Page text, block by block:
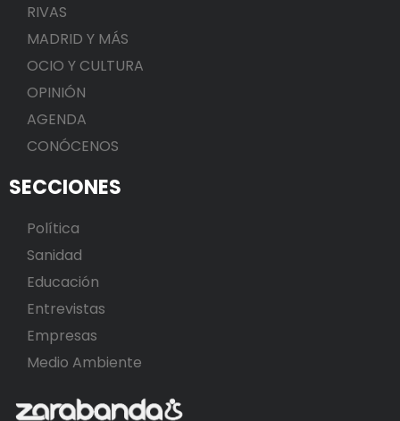
RIVAS
MADRID Y MÁS
OCIO Y CULTURA
OPINIÓN
AGENDA
CONÓCENOS
SECCIONES
Política
Sanidad
Educación
Entrevistas
Empresas
Medio Ambiente